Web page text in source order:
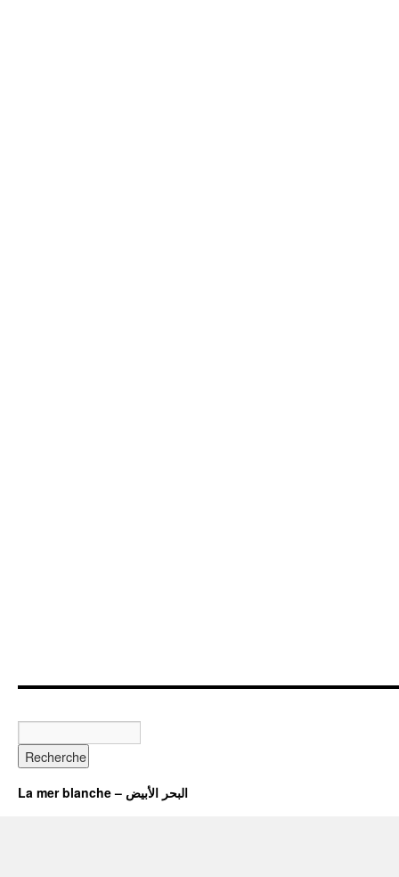
La mer blanche – البحر الأبيض